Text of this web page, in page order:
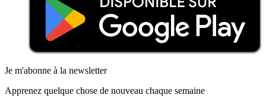
Je m'abonne à la newsletter
Apprenez quelque chose de nouveau chaque semaine